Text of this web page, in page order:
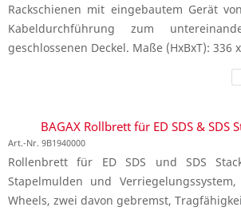
Rackschienen mit eingebautem Gerät
Kabeldurchführung zum
geschlossenen Deckel. Maße (HxBxT): 336
BAGAX Rollbrett für ED SDS & SDS
Art.-Nr. 9B1940000
Rollenbrett für ED SDS und SDS
Stapelmulden und
Wheels, zwei davon gebremst,